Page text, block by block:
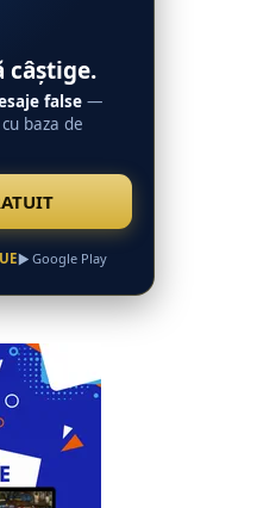
câștige.
false —
baza de
UE Google Play